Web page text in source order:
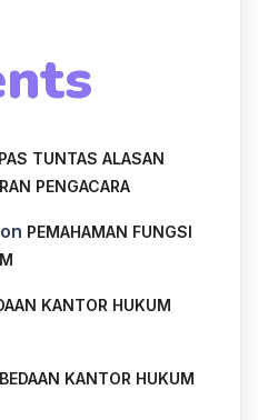
TUNTAS ALASAN
PENGACARA
on PEMAHAMAN FUNGSI
KANTOR HUKUM
KANTOR HUKUM